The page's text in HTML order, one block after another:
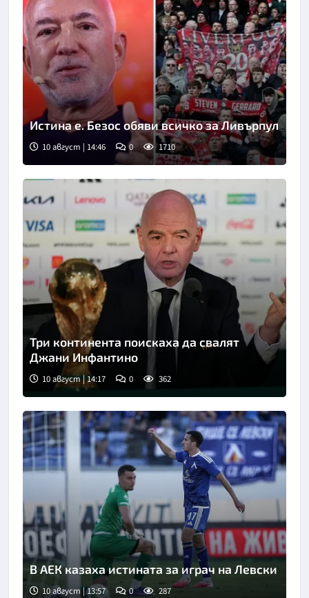
Истина е. Безос обяви всичко за Ливърпул
10 август | 14:46 0 1710
Снимка: Асошиейтед прес
Три континента поискаха да свалят
Джани Инфантино
10 август | 14:17 0 362
В АЕК казаха истината за играч на Левски
10 август | 13:57 0 287